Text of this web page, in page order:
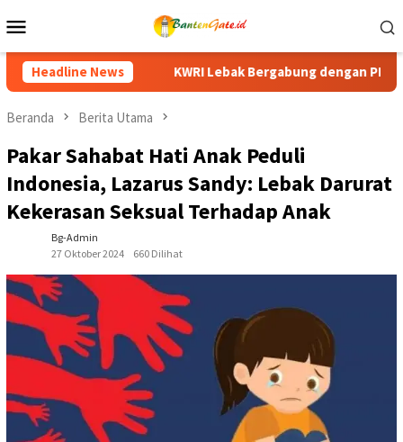
ke
Mobile
Headline News
dengan PPI Gelar Senam Kebugaran HUT ke-81 RI,
Beranda Berita Utama
Pakar Sahabat Hati Anak Peduli
Indonesia, Lazarus Sandy: Lebak Darurat
Kekerasan Seksual Terhadap Anak
Bg-Admin
27 Oktober 2024
660 Dilihat